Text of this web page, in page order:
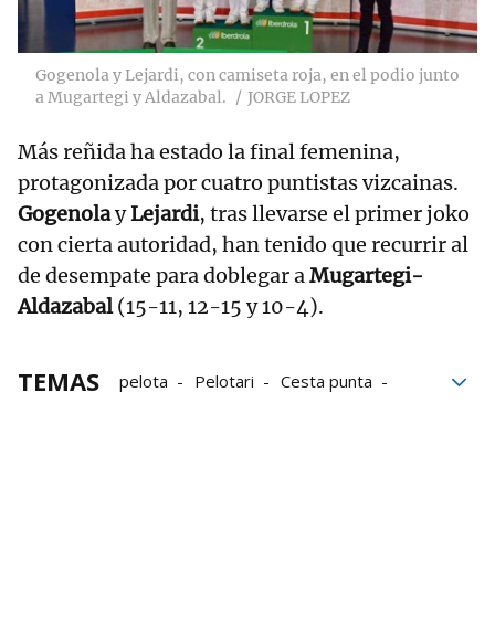
Gogenola y Lejardi, con camiseta roja, en el podio junto
a Mugartegi y Aldazabal.
JORGE LOPEZ
Más reñida ha estado la final femenina,
protagonizada por cuatro puntistas vizcainas.
GogenolayLejardi, tras llevarse el primer joko
con cierta autoridad, han tenido que recurrir al
de desempate para doblegar aMugartegi-
Aldazabal(15-11, 12-15 y 10-4).
TEMAS pelota Pelotari
Cesta punta